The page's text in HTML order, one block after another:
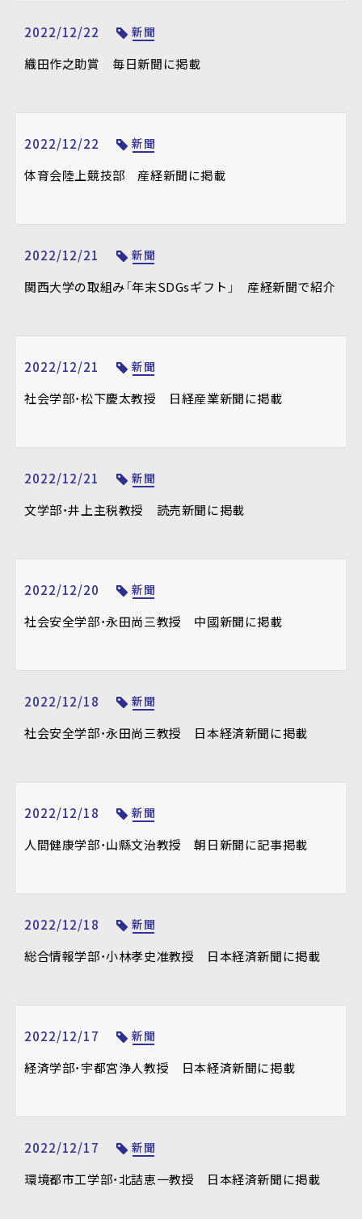
2022/12/22 新聞
織田作之助賞 毎日新聞に掲載
2022/12/22 新聞
体育会陸上競技部 産経新聞に掲載
2022/12/21 新聞
関西大学の取組み「年末SDGsギフト」 産経新聞で紹介
2022/12/21 新聞
社会学部・松下慶太教授 日経産業新聞に掲載
2022/12/21 新聞
文学部・井上主税教授 読売新聞に掲載
2022/12/20 新聞
社会安全学部・永田尚三教授 中國新聞に掲載
2022/12/18 新聞
社会安全学部・永田尚三教授 日本経済新聞に掲載
2022/12/18 新聞
人間健康学部・山縣文治教授 朝日新聞に記事掲載
2022/12/18 新聞
総合情報学部・小林孝史准教授 日本経済新聞に掲載
2022/12/17 新聞
経済学部・宇都宮浄人教授 日本経済新聞に掲載
2022/12/17 新聞
環境都市工学部・北詰恵一教授 日本経済新聞に掲載